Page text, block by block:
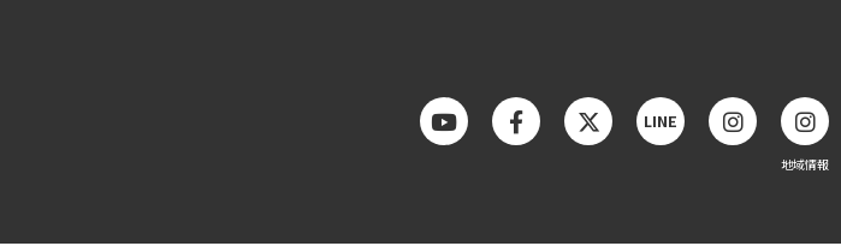
LINE
地域情報